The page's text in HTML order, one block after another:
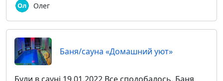
Олег
Баня/сауна «Домашний уют»